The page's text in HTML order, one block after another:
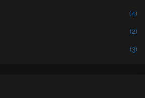
(4)
(2)
(3)